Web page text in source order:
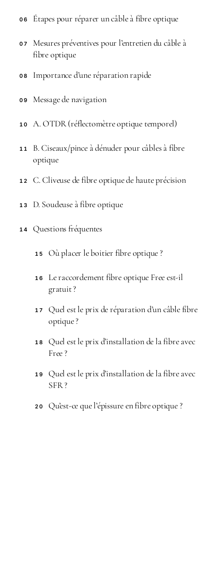
06 Étapes pour réparer un câble à fibre optique
07
Mesures préventives pour l’entretien du câble à
fibre optique
08 Importance d’une réparation rapide
09 Message de navigation
10 A. OTDR (réflectomètre optique temporel)
11
B. Ciseaux/pince à dénuder pour câbles à fibre
optique
12 C. Cliveuse de fibre optique de haute précision
13 D. Soudeuse à fibre optique
14 Questions fréquentes
15 Où placer le boitier fibre optique ?
16
Le raccordement fibre optique Free est-il
gratuit ?
17
Quel est le prix de réparation d’un câble fibre
optique ?
18
Quel est le prix d’installation de la fibre avec
Free ?
19
Quel est le prix d’installation de la fibre avec
SFR ?
20 Qu’est-ce que l’épissure en fibre optique ?